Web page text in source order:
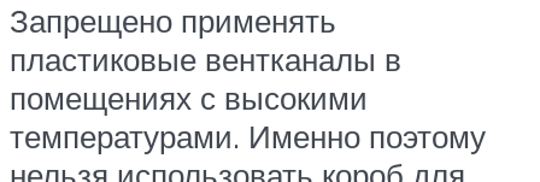
Запрещено применять
пластиковые вентканалы в
помещениях с высокими
температурами. Именно поэтому